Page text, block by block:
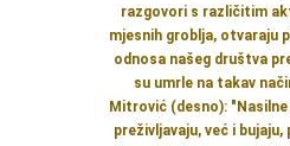
razgovori s različitim
mjesnih groblja, otvaraju
odnosa našeg društva
su umrle na takav
Mitrović (desno): "
preživljavaju, već i